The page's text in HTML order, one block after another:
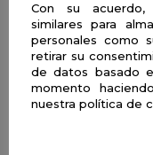
| Presencial
Biomedicina en
laboratorio.
¿Cómo
Con su
similares para
personales como
retirar su
de datos basado
momento
nuestra política de